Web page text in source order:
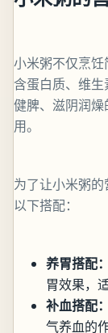
小米粥不仅烹
含蛋白质、维
健脾、滋阴润
用。
为了让小米粥
以下搭配：
养胃搭配：
胃效果，
补血搭配：
气养血的